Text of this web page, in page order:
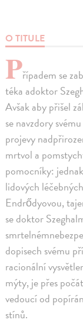
O TITULE
Případem se
téka adoktor
Avšak aby přišel
se navzdory
projevy
mrtvol a
pomocníky:
lidových
Endrődyovou,
se doktor
dopisech svému
racionální
mýty, je přes
vedoucí od
stínů.